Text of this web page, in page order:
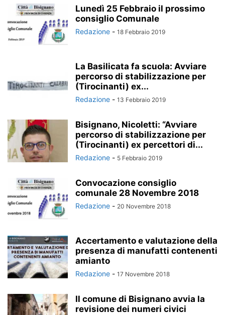
Lunedì 25 Febbraio il prossimo
consiglio Comunale
Redazione - 18 Febbraio 2019
La Basilicata fa scuola: Avviare
percorso di stabilizzazione per
(Tirocinanti) ex...
Redazione - 13 Febbraio 2019
Bisignano, Nicoletti: “Avviare
percorso di stabilizzazione per
(Tirocinanti) ex percettori di...
Redazione - 5 Febbraio 2019
Convocazione consiglio
comunale 28 Novembre 2018
Redazione - 20 Novembre 2018
Accertamento e valutazione della
presenza di manufatti contenenti
amianto
Redazione - 17 Novembre 2018
Il comune di Bisignano avvia la
revisione dei numeri civici